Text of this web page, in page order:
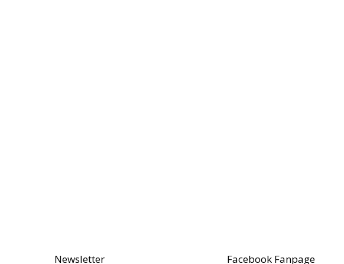
Newsletter Facebook Fanpage